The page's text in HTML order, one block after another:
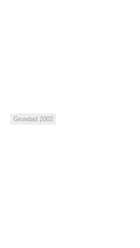
Grundad 2002